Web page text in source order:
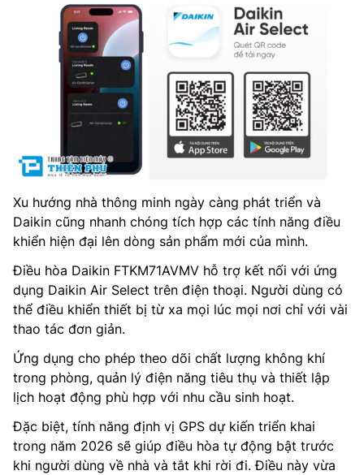
Xu hướng nhà thông minh ngày càng phát triển và
Daikin cũng nhanh chóng tích hợp các tính năng điều
khiển hiện đại lên dòng sản phẩm mới của mình.
Điều hòa Daikin FTKM71AVMV hỗ trợ kết nối với ứng
dụng Daikin Air Select trên điện thoại. Người dùng có
thể điều khiển thiết bị từ xa mọi lúc mọi nơi chỉ với vài
thao tác đơn giản.
Ứng dụng cho phép theo dõi chất lượng không khí
trong phòng, quản lý điện năng tiêu thụ và thiết lập
lịch hoạt động phù hợp với nhu cầu sinh hoạt.
Đặc biệt, tính năng định vị GPS dự kiến triển khai
trong năm 2026 sẽ giúp điều hòa tự động bật trước
khi người dùng về nhà và tắt khi rời đi. Điều này vừa